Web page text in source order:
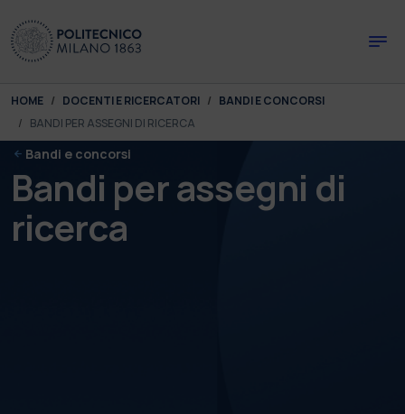
You are here:
HOME DOCENTI E RICERCATORI
BANDI E CONCORSI
BANDI PER ASSEGNI DI RICERCA
Bandi e concorsi
Bandi per assegni di
ricerca